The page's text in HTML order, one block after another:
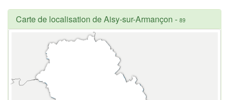
Carte de localisation de Aisy-sur-Armançon - 89